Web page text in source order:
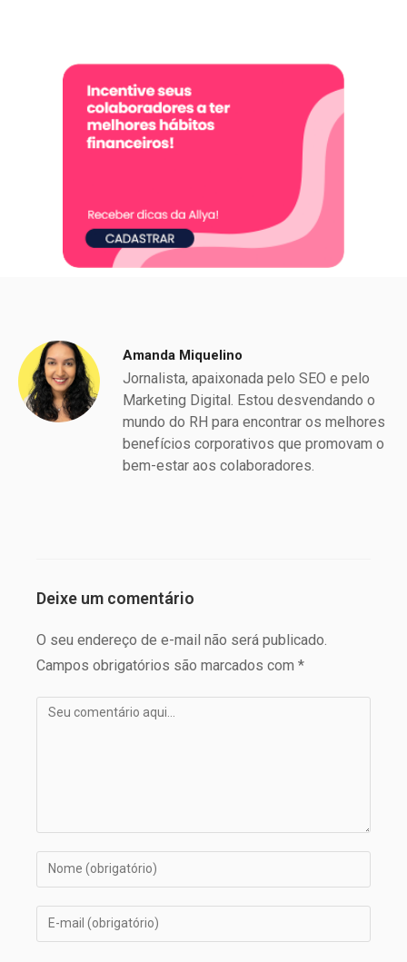
Amanda Miquelino
Jornalista, apaixonada pelo SEO e pelo
Marketing Digital. Estou desvendando o
mundo do RH para encontrar os melhores
benefícios corporativos que promovam o
bem-estar aos colaboradores.
Deixe um comentário
O seu endereço de e-mail não será publicado.
Campos obrigatórios são marcados com *